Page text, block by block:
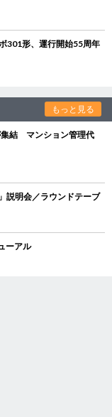
301形、運行開始55周年
もっと見る
集結 マンション管理代
説明会／ラウンドテーブ
ーアル